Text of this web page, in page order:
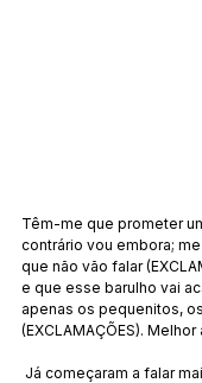
Têm-me que prometer
contrário vou embora;
que não vão falar
e que esse barulho vai
apenas os pequenitos,
(EXCLAMAÇÕES). Melhor